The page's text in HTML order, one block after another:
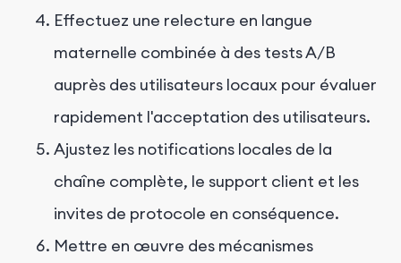
Effectuez une relecture en langue
maternelle combinée à des tests A/B
auprès des utilisateurs locaux pour évaluer
rapidement l'acceptation des utilisateurs.
Ajustez les notifications locales de la
chaîne complète, le support client et les
invites de protocole en conséquence.
Mettre en œuvre des mécanismes